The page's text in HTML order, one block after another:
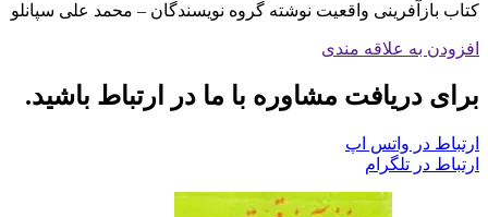
کتاب بازآفرینی واقعیت نوشته گروه نویسندگان – محمد علی سپانلو
افزودن به علاقه مندی
برای دریافت مشاوره با ما در ارتباط باشید.
ارتباط در واتس اپ
ارتباط در تلگرام